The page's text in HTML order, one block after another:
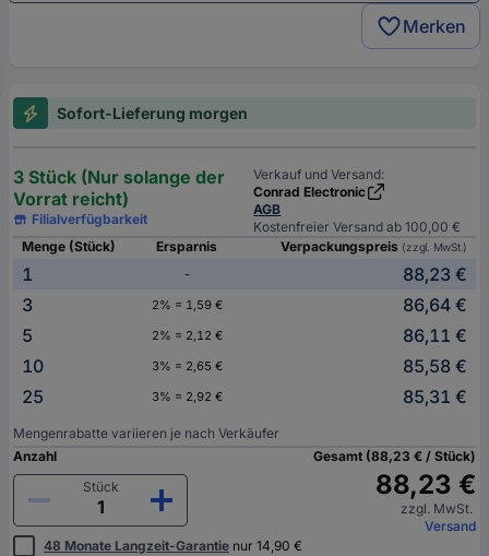
Merken
Sofort-Lieferung morgen
3 Stück (Nur solange der
Vorrat reicht)
Filialverfügbarkeit
Verkauf und Versand:
Conrad Electronic
AGB
Kostenfreier Versand ab 100,00 €
Menge (Stück)
Ersparnis Verpackungspreis (zzgl. MwSt.)
1 -
88,23 €
3
2% = 1,59 €
86,64 €
5
2% = 2,12 €
86,11 €
10
3% = 2,65 €
85,58 €
25
3% = 2,92 € 85,31 €
Mengenrabatte variieren je nach Verkäufer
Anzahl
Stück
Gesamt (88,23 € / Stück)
88,23 €
zzgl. MwSt.
Versand
48 Monate Langzeit-Garantie nur 14,90 €